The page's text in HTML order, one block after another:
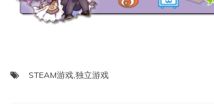
STEAM游戏 独立游戏